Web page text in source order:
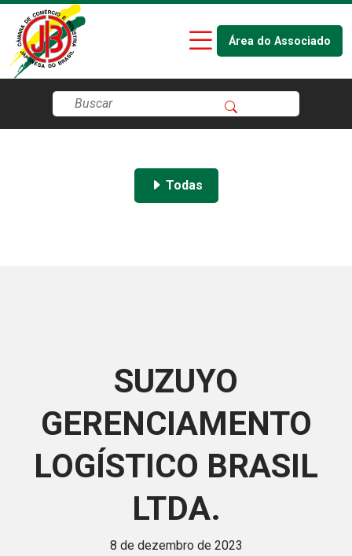
Área do Associado
Todas
SUZUYO
GERENCIAMENTO
LOGÍSTICO BRASIL
LTDA.
8 de dezembro de 2023